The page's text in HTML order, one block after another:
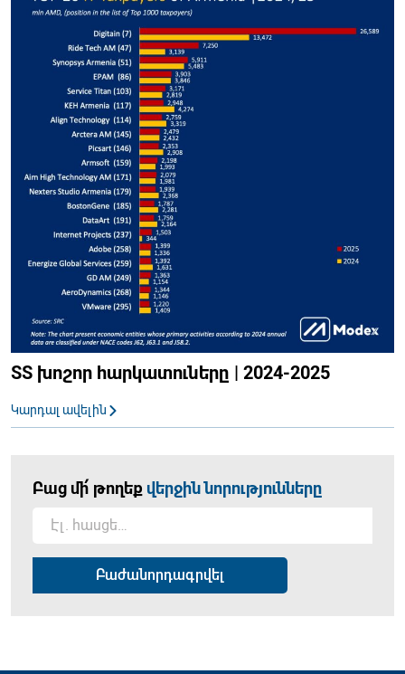
ՏՏ խոշոր հարկատուները | 2024-2025
Կարդալ ավելին
Բաց մի՛ թողեք վերջին նորությունները